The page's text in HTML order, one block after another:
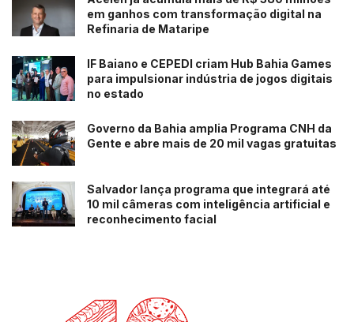
em ganhos com transformação digital na
Refinaria de Mataripe
IF Baiano e CEPEDI criam Hub Bahia Games
para impulsionar indústria de jogos digitais
no estado
Governo da Bahia amplia Programa CNH da
Gente e abre mais de 20 mil vagas gratuitas
Salvador lança programa que integrará até
10 mil câmeras com inteligência artificial e
reconhecimento facial